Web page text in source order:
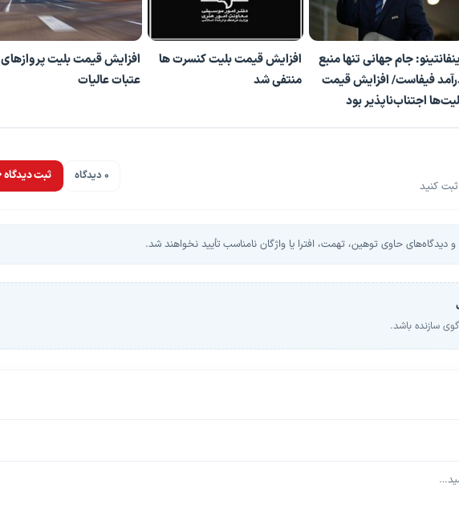
جام جهانی تنها منبع
فیفاست/ افزایش قیمت
اجتناب‌ناپذیر بود
افزایش قیمت بلیت کنسرت ها
منتفی شد
افزایش قیمت بلیت پروازهای
عتبات عالیات
کنید
0 دیدگاه ثبت دیدگاه
حاوی توهین، تهمت، افترا یا واژگان نامناسب تأیید نخواهند شد.
سازنده باشد.